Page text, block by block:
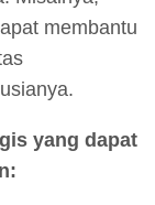
membantu
yang dapat